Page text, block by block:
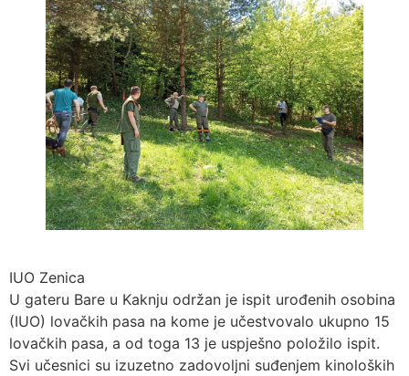
IUO Zenica
U gateru Bare u Kaknju održan je ispit urođenih osobina
(IUO) lovačkih pasa na kome je učestvovalo ukupno 15
lovačkih pasa, a od toga 13 je uspješno položilo ispit.
Svi učesnici su izuzetno zadovoljni suđenjem kinoloških